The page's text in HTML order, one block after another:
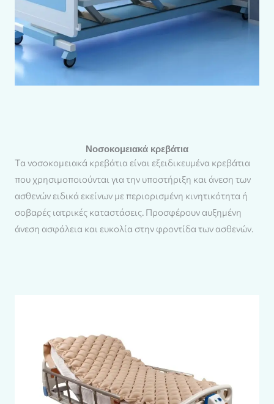
Nοσοκομειακά κρεβάτια
Τα νοσοκομειακά κρεβάτια είναι εξειδικευμένα κρεβάτια
που χρησιμοποιούνται για την υποστήριξη και άνεση των
ασθενών ειδικά εκείνων με περιορισμένη κινητικότητα ή
σοβαρές ιατρικές καταστάσεις. Προσφέρουν αυξημένη
άνεση ασφάλεια και ευκολία στην φροντίδα των ασθενών.